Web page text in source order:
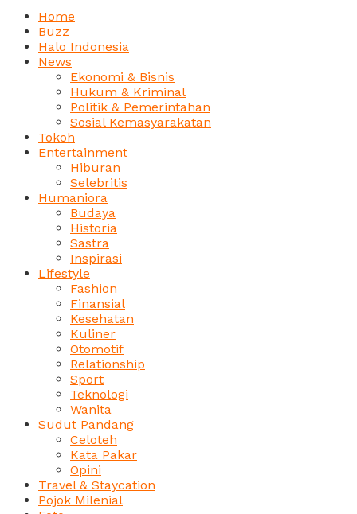
Home
Buzz
Halo Indonesia
News
Ekonomi & Bisnis
Hukum & Kriminal
Politik & Pemerintahan
Sosial Kemasyarakatan
Tokoh
Entertainment
Hiburan
Selebritis
Humaniora
Budaya
Historia
Sastra
Inspirasi
Lifestyle
Fashion
Finansial
Kesehatan
Kuliner
Otomotif
Relationship
Sport
Teknologi
Wanita
Sudut Pandang
Celoteh
Kata Pakar
Opini
Travel & Staycation
Pojok Milenial